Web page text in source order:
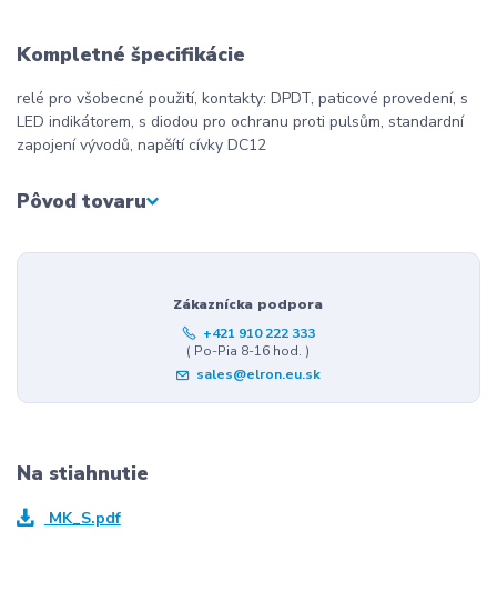
Kompletné špecifikácie
relé pro všobecné použití, kontakty: DPDT, paticové provedení, s
LED indikátorem, s diodou pro ochranu proti pulsům, standardní
zapojení vývodů, napěítí cívky DC12
Pôvod tovaru
Zákaznícka podpora
+421 910 222 333
( Po-Pia 8-16 hod. )
sales@elron.eu.sk
Na stiahnutie
MK_S.pdf